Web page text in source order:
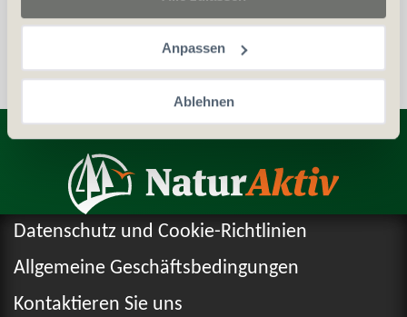
Anpassen
Ablehnen
Entdecken Sie weitere Produkte
Datenschutz und Cookie-Richtlinien
Allgemeine Geschäftsbedingungen
Kontaktieren Sie uns